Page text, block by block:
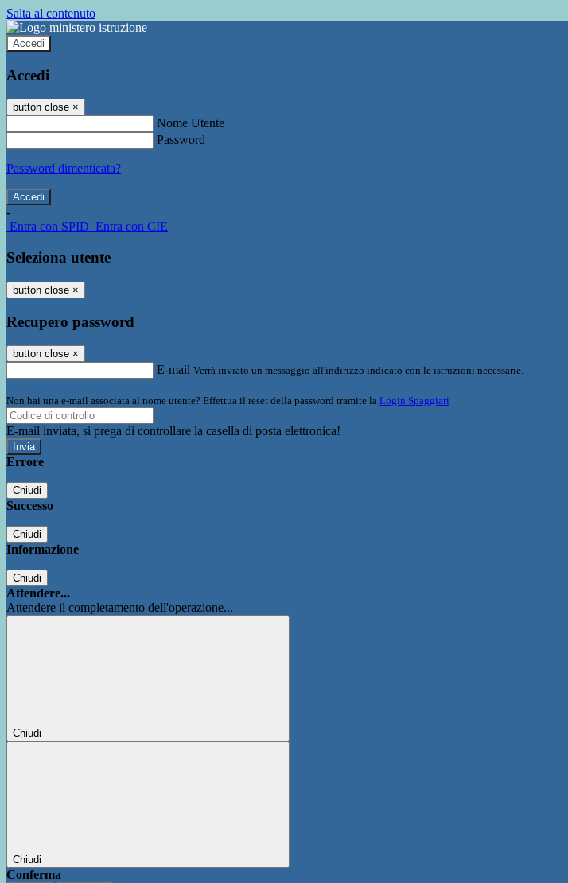
Salta al contenuto
Accedi
Accedi
button close ×
Nome Utente
Password
Password dimenticata?
-
Entra con SPID Entra con CIE
Seleziona utente
button close ×
Recupero password
button close ×
E-mail Verrà inviato un messaggio all'indirizzo indicato con le istruzioni necessarie.
Non hai una e-mail associata al nome utente? Effettua il reset della password tramite la Login Spaggiari
E-mail inviata, si prega di controllare la casella di posta elettronica!
Errore
Chiudi
Successo
Chiudi
Informazione
Chiudi
Attendere...
Attendere il completamento dell'operazione...
Chiudi
Chiudi
Conferma